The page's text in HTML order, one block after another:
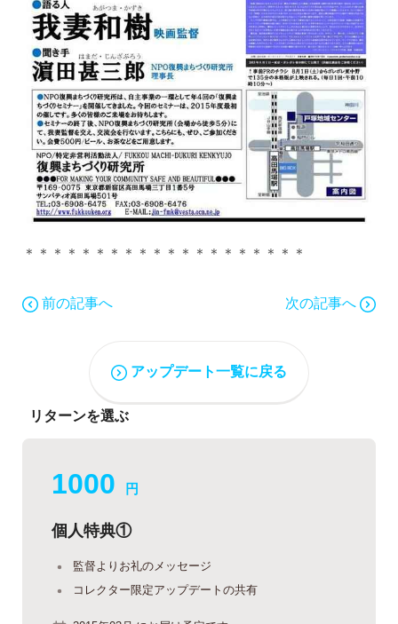
＊＊＊＊＊＊＊＊＊＊＊＊＊＊＊＊＊＊＊＊
前の記事へ 次の記事へ
アップデート一覧に戻る
リターンを選ぶ
1000 円
個人特典①
監督よりお礼のメッセージ
コレクター限定アップデートの共有